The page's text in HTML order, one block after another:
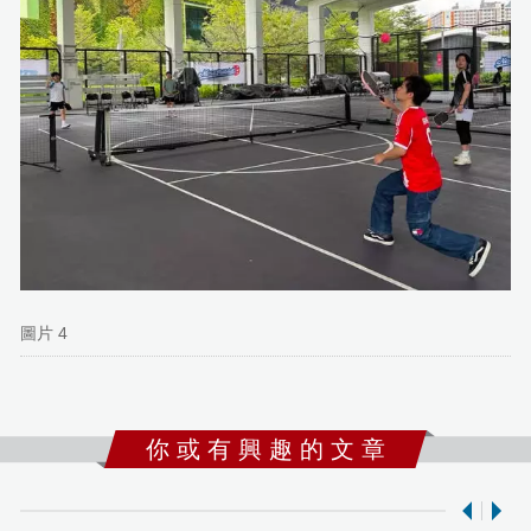
圖片 4
你 或 有 興 趣 的 文 章